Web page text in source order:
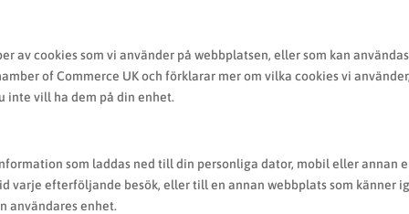
av cookies som vi använder på webbplatsen, eller som kan
of Commerce UK och förklarar mer om vilka cookies vi
inte vill ha dem på din enhet.
som laddas ned till din personliga dator, mobil eller annan
varje efterföljande besök, eller till en annan webbplats som känner
användares enhet.